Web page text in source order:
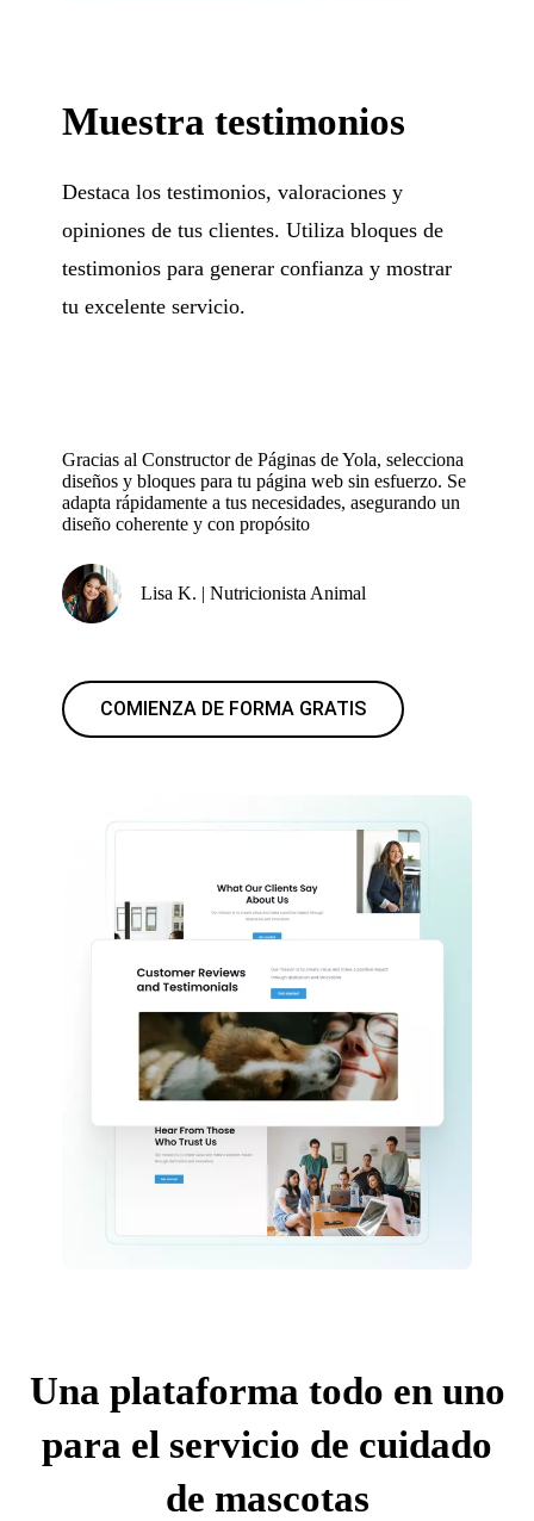
Muestra testimonios
Destaca los testimonios, valoraciones y
opiniones de tus clientes. Utiliza bloques de
testimonios para generar confianza y mostrar
tu excelente servicio.
Gracias al Constructor de Páginas de Yola, selecciona
diseños y bloques para tu página web sin esfuerzo. Se
adapta rápidamente a tus necesidades, asegurando un
diseño coherente y con propósito
Lisa K. | Nutricionista Animal
COMIENZA DE FORMA GRATIS
Una plataforma todo en uno
para el servicio de cuidado
de mascotas